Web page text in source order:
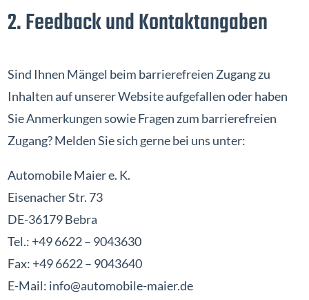
2. Feedback und Kontaktangaben
Sind Ihnen Mängel beim barrierefreien Zugang zu
Inhalten auf unserer Website aufgefallen oder haben
Sie Anmerkungen sowie Fragen zum barrierefreien
Zugang? Melden Sie sich gerne bei uns unter:
Automobile Maier e. K.
Eisenacher Str. 73
DE-36179 Bebra
Tel.: +49 6622 – 9043630
Fax: +49 6622 – 9043640
E-Mail: info@automobile-maier.de